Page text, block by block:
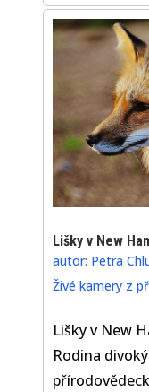
Lišky v New
autor: Petra
Živé kamery z
Lišky v New
Rodina